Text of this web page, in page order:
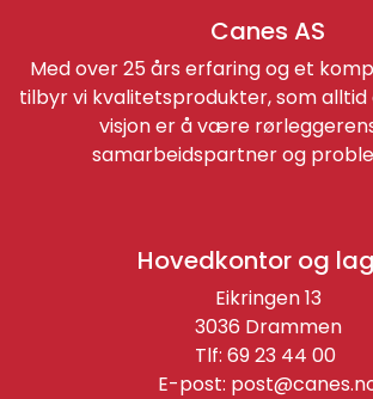
Canes AS
Med over 25 års erfaring og et
tilbyr vi kvalitetsprodukter, som alltid
visjon er å være
samarbeidspartner og
Hovedkontor og
Eikringen 13
3036 Drammen
Tlf: 69 23 44 00
E-post: